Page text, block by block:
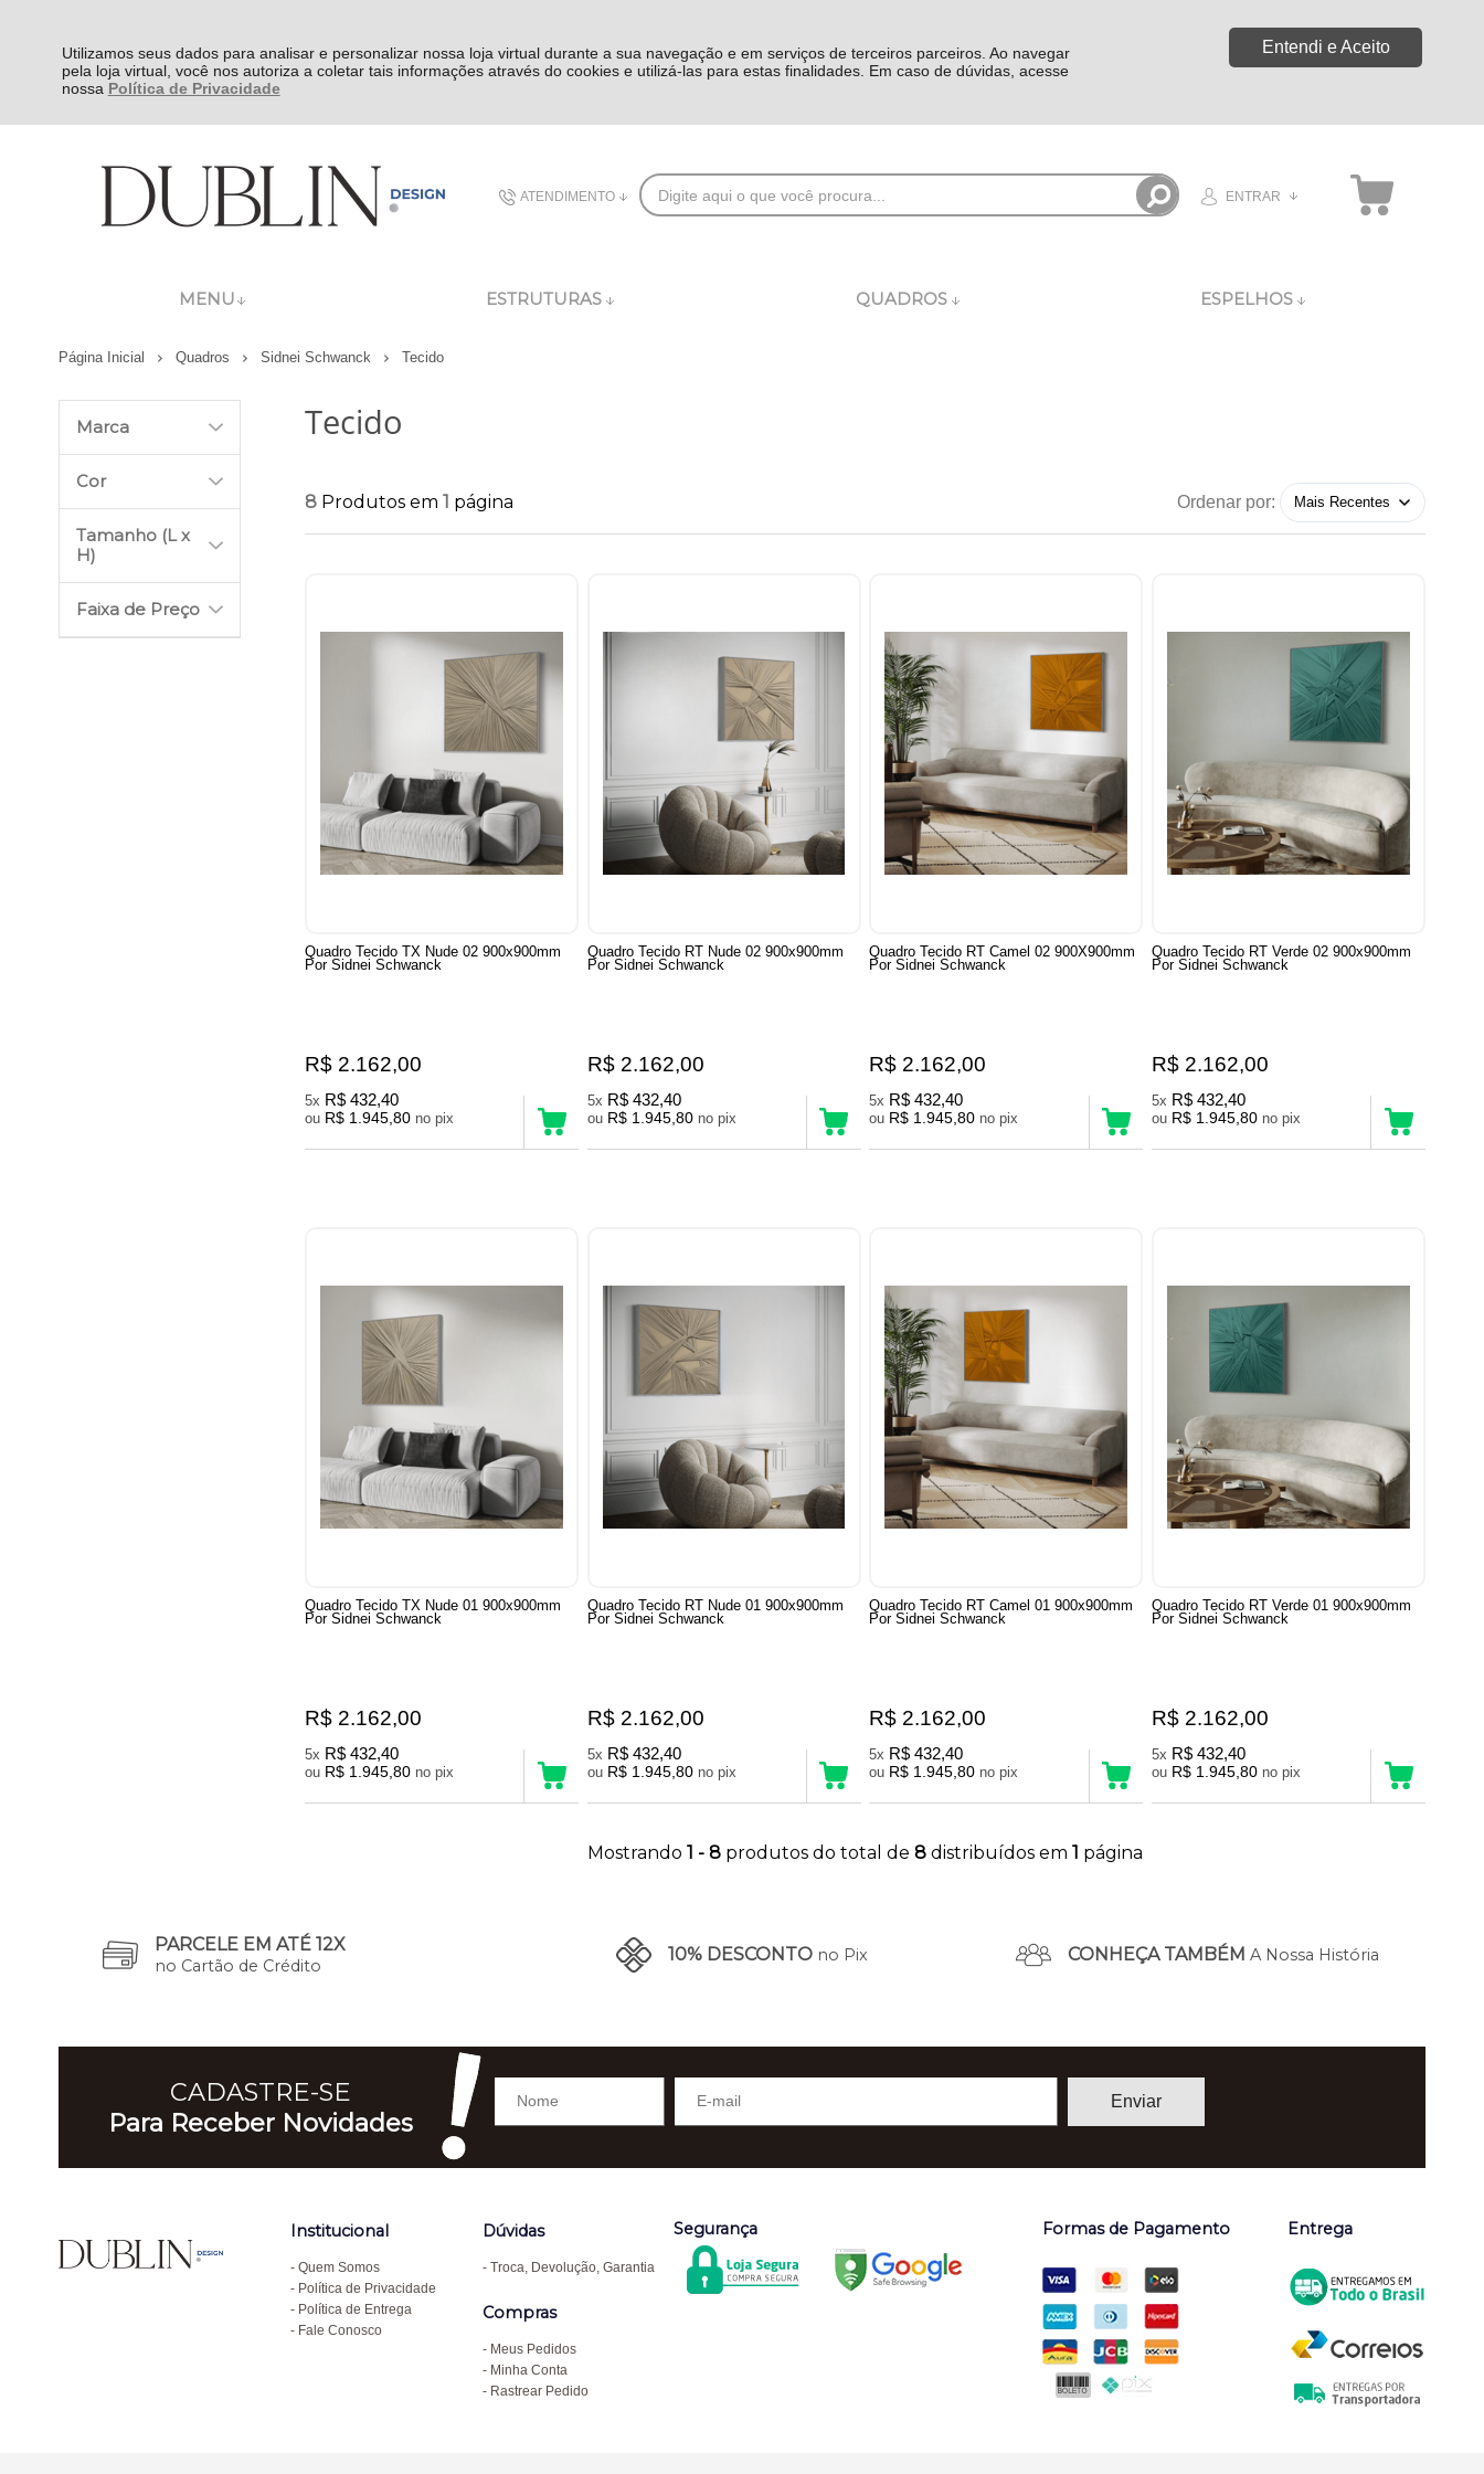
Utilizamos seus dados para analisar e personalizar nossa loja virtual durante a sua navegação e em serviços de terceiros parceiros. Ao navegar
pela loja virtual, você nos autoriza a coletar tais informações através do cookies e utilizá-las para estas finalidades. Em caso de dúvidas, acesse
nossa Política de Privacidade
Entendi e Aceito
ATENDIMENTO ENTRAR
MENU ESTRUTURAS QUADROS ESPELHOS
Página Inicial Quadros Sidnei Schwanck Tecido
Marca
Cor
Tamanho (L x
H)
Faixa de Preço
Tecido
8 Produtos em 1 página Ordenar por:
Quadro Tecido TX Nude 02 900x900mm
Por Sidnei Schwanck
R$ 2.162,00
5x R$ 432,40
ou R$ 1.945,80 no pix
Quadro Tecido RT Nude 02 900x900mm
Por Sidnei Schwanck
R$ 2.162,00
5x R$ 432,40
ou R$ 1.945,80 no pix
Quadro Tecido RT Camel 02 900X900mm
Por Sidnei Schwanck
R$ 2.162,00
5x R$ 432,40
ou R$ 1.945,80 no pix
Quadro Tecido RT Verde 02 900x900mm
Por Sidnei Schwanck
R$ 2.162,00
5x R$ 432,40
ou R$ 1.945,80 no pix
Quadro Tecido TX Nude 01 900x900mm
Por Sidnei Schwanck
R$ 2.162,00
5x R$ 432,40
ou R$ 1.945,80 no pix
Quadro Tecido RT Nude 01 900x900mm
Por Sidnei Schwanck
R$ 2.162,00
5x R$ 432,40
ou R$ 1.945,80 no pix
Quadro Tecido RT Camel 01 900x900mm
Por Sidnei Schwanck
R$ 2.162,00
5x R$ 432,40
ou R$ 1.945,80 no pix
Quadro Tecido RT Verde 01 900x900mm
Por Sidnei Schwanck
R$ 2.162,00
5x R$ 432,40
ou R$ 1.945,80 no pix
Mostrando 1 - 8 produtos do total de 8distribuídos em 1 página
PARCELE EM ATÉ 12X
no Cartão de Crédito
10% DESCONTO no Pix CONHEÇA TAMBÉM A Nossa História
CADASTRE-SE
Para Receber Novidades
Institucional
Quem Somos
Política de Privacidade
Política de Entrega
Fale Conosco
Dúvidas
Troca, Devolução, Garantia
Compras
Meus Pedidos
Minha Conta
Rastrear Pedido
Segurança Formas de Pagamento Entrega